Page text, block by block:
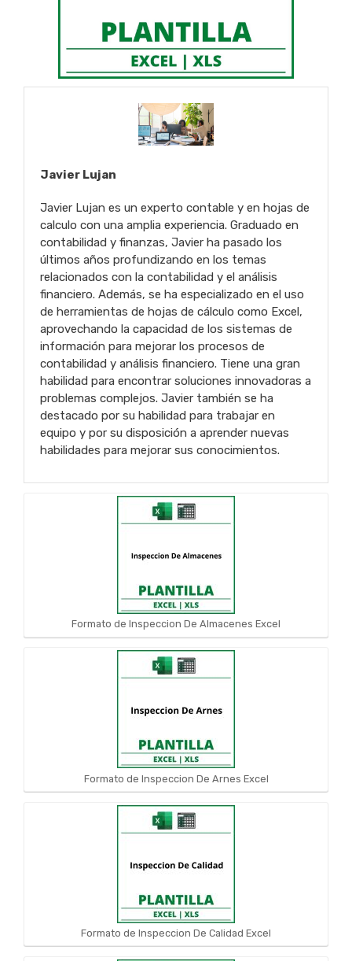
Javier Lujan
Javier Lujan es un experto contable y en hojas de
calculo con una amplia experiencia. Graduado en
contabilidad y finanzas, Javier ha pasado los
últimos años profundizando en los temas
relacionados con la contabilidad y el análisis
financiero. Además, se ha especializado en el uso
de herramientas de hojas de cálculo como Excel,
aprovechando la capacidad de los sistemas de
información para mejorar los procesos de
contabilidad y análisis financiero. Tiene una gran
habilidad para encontrar soluciones innovadoras a
problemas complejos. Javier también se ha
destacado por su habilidad para trabajar en
equipo y por su disposición a aprender nuevas
habilidades para mejorar sus conocimientos.
Formato de Inspeccion De Almacenes Excel
Formato de Inspeccion De Arnes Excel
Formato de Inspeccion De Calidad Excel